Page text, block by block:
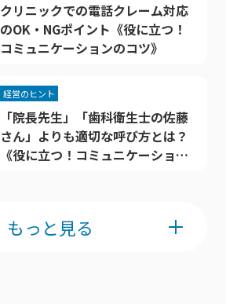
クリニックでの電話クレーム対応
のOK・NGポイント《役に立つ！
コミュニケーションのコツ》
「院長先生」「歯科衛生士の佐藤
さん」よりも適切な呼び方とは？
《役に立つ！コミュニケーション
経営のヒント
もっと見る